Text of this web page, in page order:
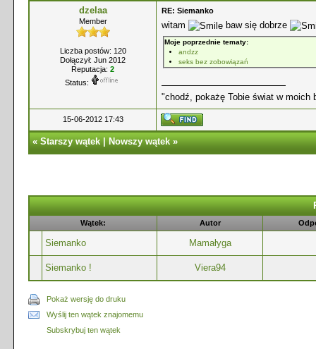
dzelaa
Member
Liczba postów: 120
Dołączył: Jun 2012
Reputacja: 2
Status:
RE: Siemanko
witam baw się dobrze
Moje poprzednie tematy:
andzz
seks bez zobowiązań
"chodź, pokażę Tobie świat w moich
15-06-2012 17:43
«Starszy wątek|Nowszy wątek»
Wątek: Autor
Siemanko Mamałyga
Siemanko ! Viera94
Pokaż wersję do druku
Wyślij ten wątek znajomemu
Subskrybuj ten wątek